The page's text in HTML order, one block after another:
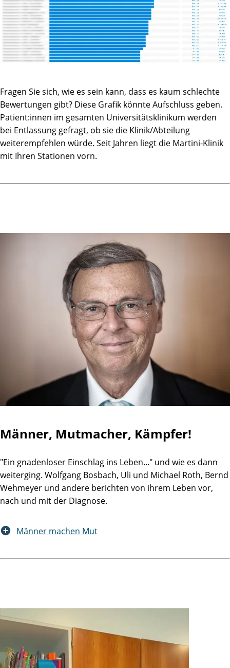
dieser Klinik (bei der Ausprägung dieses Tumors) für mich
die bestmögliche Entscheidung war, die ich jederzeit so
wieder treffen würde. Daher geht mein herzlicher Dank an
Herrn Prof. Steuber und alle anderen Mitarbeiter:innen der
Klinik, die ich in dieser Zeit kennengelernt habe. Hier
patientenorientierte Haltung in vorbildlicher Weise.
Machen Sie bitte so weiter!
Fragen Sie sich, wie es sein kann, dass es kaum schlechte
Bewertungen gibt? Diese Grafik könnte Aufschluss geben.
Patient:innen im gesamten Universitätsklinikum werden
bei Entlassung gefragt, ob sie die Klinik/Abteilung
weiterempfehlen würde. Seit Jahren liegt die Martini-Klinik
mit Ihren Stationen vorn.
Männer, Mutmacher, Kämpfer!
"Ein gnadenloser Einschlag ins Leben..." und wie es dann
weiterging. Wolfgang Bosbach, Uli und Michael Roth, Bernd
Wehmeyer und andere berichten von ihrem Leben vor,
nach und mit der Diagnose.
Männer machen Mut